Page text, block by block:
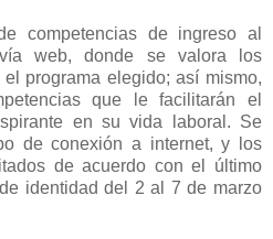
competencias de ingreso al
web, donde se valora los
programa elegido; así mismo,
que le facilitarán el
en su vida laboral. Se
de conexión a internet, y los
de acuerdo con el último
identidad del 2 al 7 de marzo